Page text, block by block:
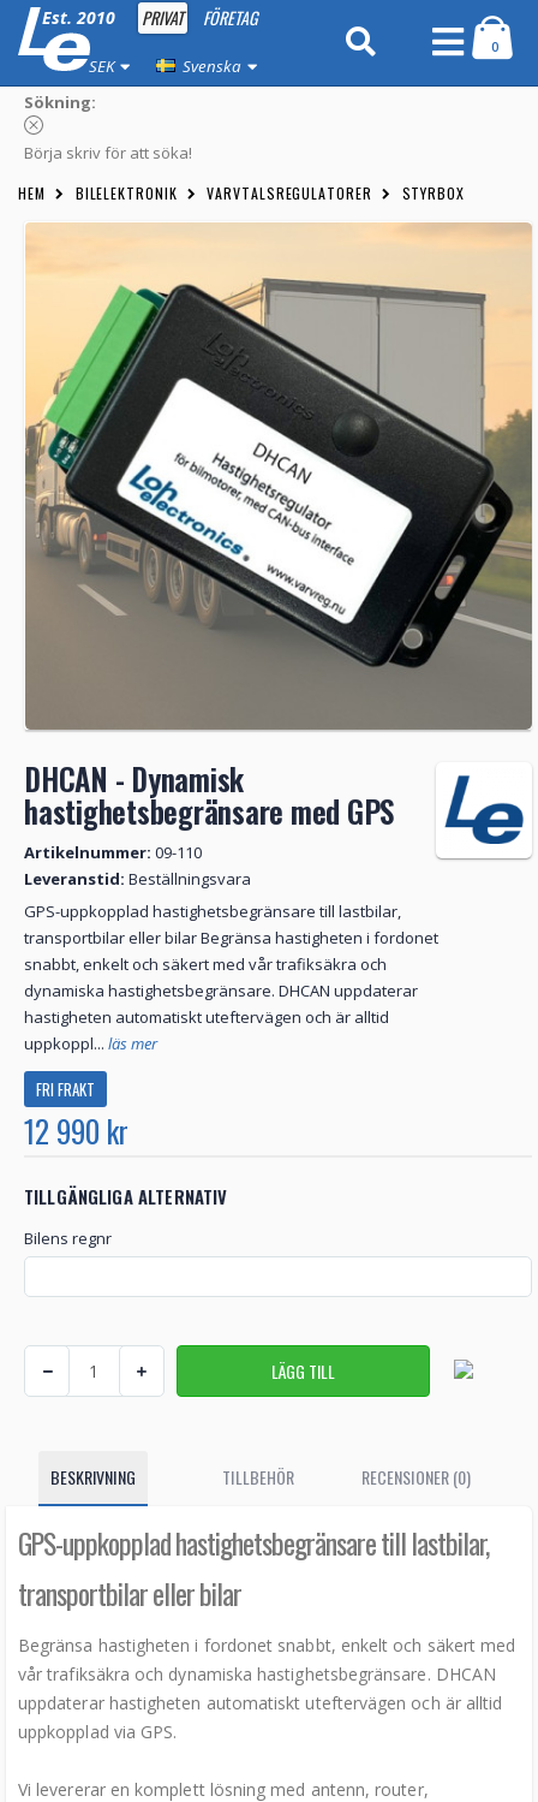
Est. 2010 PRIVAT FÖRETAG
SEK Svenska
0
Sökning:
Börja skriv för att söka!
HEM BILELEKTRONIK VARVTALSREGULATORER STYRBOX
DHCAN - Dynamisk
hastighetsbegränsare med GPS
Artikelnummer: 09-110
Leveranstid: Beställningsvara
GPS-uppkopplad hastighetsbegränsare till lastbilar,
transportbilar eller bilar Begränsa hastigheten i fordonet
snabbt, enkelt och säkert med vår trafiksäkra och
dynamiska hastighetsbegränsare. DHCAN uppdaterar
hastigheten automatiskt uteftervägen och är alltid
uppkoppl... läs mer
FRI FRAKT
12 990 kr
TILLGÄNGLIGA ALTERNATIV
Bilens regnr
BESKRIVNING TILLBEHÖR RECENSIONER (0)
GPS-uppkopplad hastighetsbegränsare till lastbilar,
transportbilar eller bilar
Begränsa hastigheten i fordonet snabbt, enkelt och säkert med
vår trafiksäkra och dynamiska hastighetsbegränsare. DHCAN
uppdaterar hastigheten automatiskt uteftervägen och är alltid
uppkopplad via GPS.
Vi levererar en komplett lösning med antenn, router,